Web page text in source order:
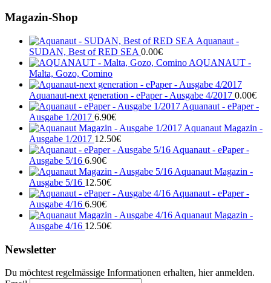
Magazin-Shop
Aquanaut -
SUDAN, Best of RED SEA 0.00€
AQUANAUT -
Malta, Gozo, Comino
Aquanaut-next generation - ePaper - Ausgabe 4/2017 0.00€
Aquanaut - ePaper -
Ausgabe 1/2017 6.90€
Aquanaut Magazin -
Ausgabe 1/2017 12.50€
Aquanaut - ePaper -
Ausgabe 5/16 6.90€
Aquanaut Magazin -
Ausgabe 5/16 12.50€
Aquanaut - ePaper -
Ausgabe 4/16 6.90€
Aquanaut Magazin -
Ausgabe 4/16 12.50€
Newsletter
Du möchtest regelmässige Informationen erhalten, hier anmelden.